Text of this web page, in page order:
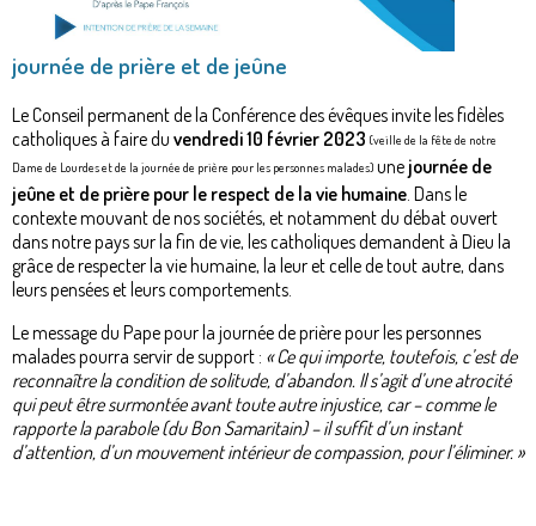
journée de prière et de jeûne
Le Conseil permanent de la Conférence des évêques invite les fidèles
catholiques à faire du vendredi 10 février 2023 (veille de la fête de notre
Dame de Lourdes et de la journée de prière pour les personnes malades) une journée de
jeûne et de prière pour le respect de la vie humaine. Dans le
contexte mouvant de nos sociétés, et notamment du débat ouvert
dans notre pays sur la fin de vie, les catholiques demandent à Dieu la
grâce de respecter la vie humaine, la leur et celle de tout autre, dans
leurs pensées et leurs comportements.
Le message du Pape pour la journée de prière pour les personnes
malades pourra servir de support : « Ce qui importe, toutefois, c’est de
reconnaître la condition de solitude, d’abandon. Il s’agit d’une atrocité
qui peut être surmontée avant toute autre injustice, car – comme le
rapporte la parabole (du Bon Samaritain) – il suffit d’un instant
d’attention, d’un mouvement intérieur de compassion, pour l’éliminer. »